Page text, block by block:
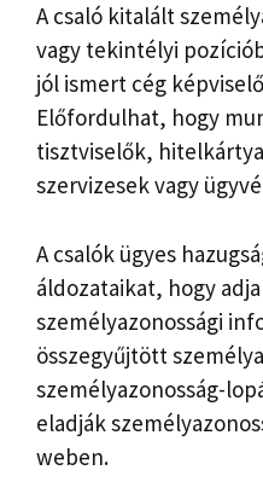
A csaló kitalált
vagy tekintélyi
jól ismert cég
Előfordulhat, hogy
tisztviselők,
szervizesek vagy
A csalók ügyes
áldozataikat, hogy
személyazonossági
összegyűjtött
személyazonosság-
eladják
weben.